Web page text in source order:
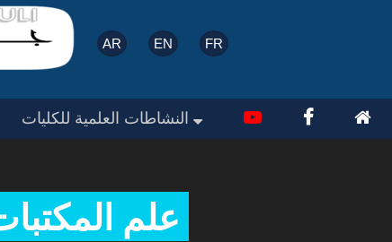
محاور و أهداف المشرفون
AR EN FR
علم